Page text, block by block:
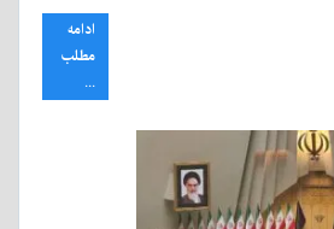
ادامه
مطلب
...